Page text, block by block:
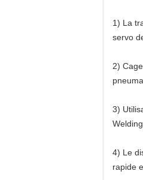
1) La
servo
2)
3)
Welding
4) Le
rapide